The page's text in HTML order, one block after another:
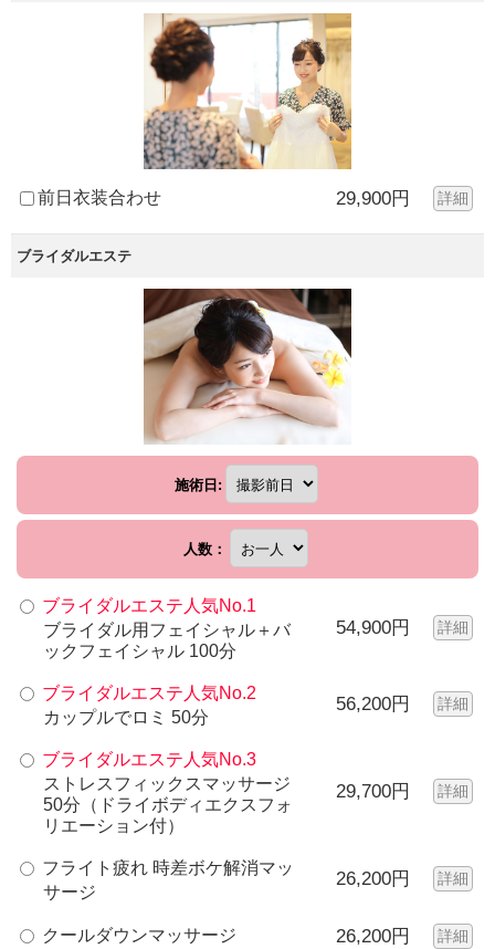
前日衣装合わせ 29,900円 詳細
ブライダルエステ
施術日:
人数：
ブライダルエステ人気No.1
ブライダル用フェイシャル＋バ
ックフェイシャル 100分
54,900円 詳細
ブライダルエステ人気No.2
カップルでロミ 50分
56,200円 詳細
ブライダルエステ人気No.3
ストレスフィックスマッサージ
50分（ドライボディエクスフォ
リエーション付）
29,700円 詳細
フライト疲れ 時差ボケ解消マッ
サージ
26,200円 詳細
クールダウンマッサージ 26,200円 詳細